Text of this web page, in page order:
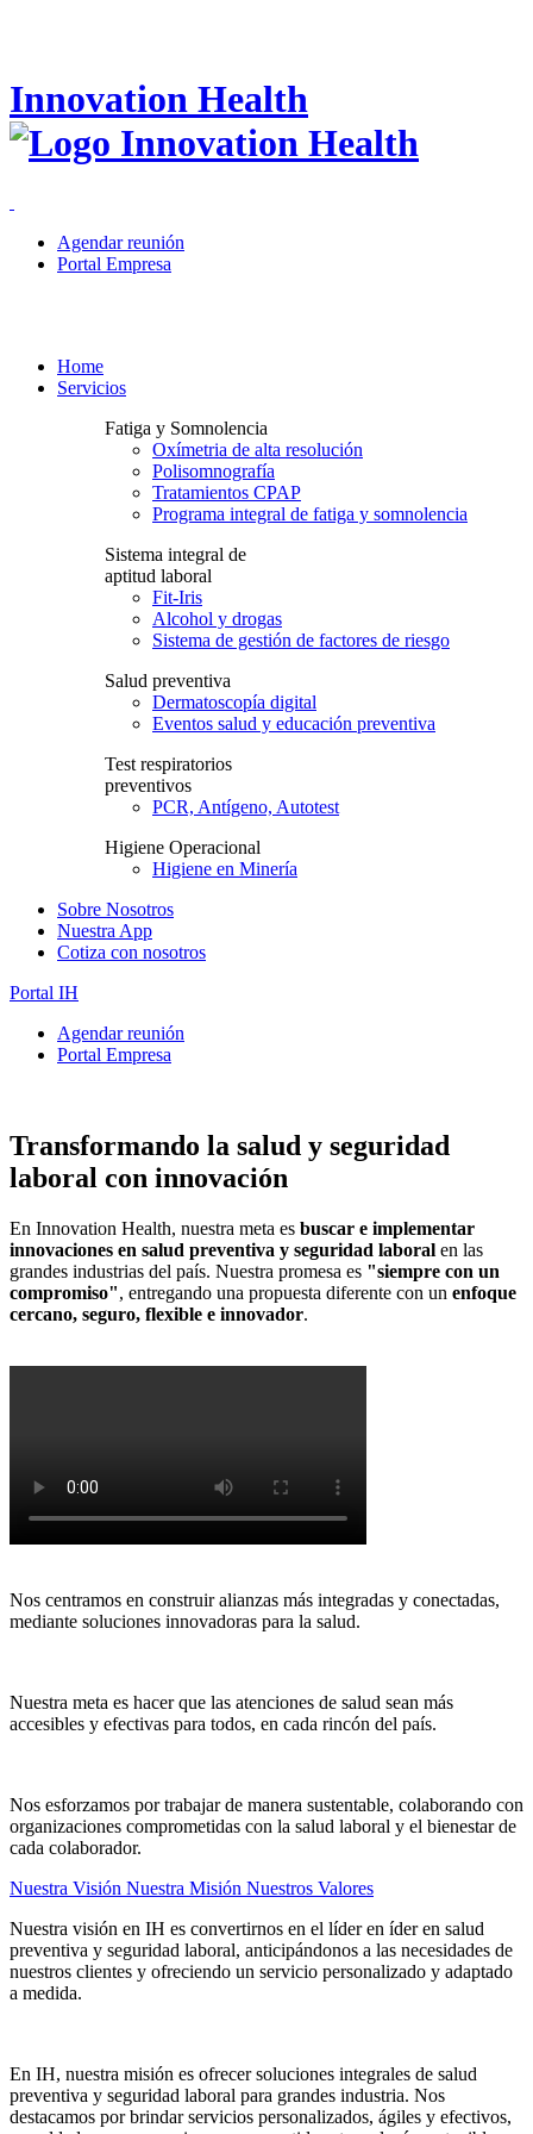
Innovation Health
Agendar reunión
Portal Empresa
Home
Servicios
Fatiga y Somnolencia
Oxímetria de alta resolución
Polisomnografía
Tratamientos CPAP
Programa integral de fatiga y somnolencia
Sistema integral de
aptitud laboral
Fit-Iris
Alcohol y drogas
Sistema de gestión de factores de riesgo
Salud preventiva
Dermatoscopía digital
Eventos salud y educación preventiva
Test respiratorios
preventivos
PCR, Antígeno, Autotest
Higiene Operacional
Higiene en Minería
Sobre Nosotros
Nuestra App
Cotiza con nosotros
Portal IH
Agendar reunión
Portal Empresa
Transformando la salud y seguridad
laboral con innovación
En Innovation Health, nuestra meta es buscar e implementar
innovaciones en salud preventiva y seguridad laboral en las
grandes industrias del país. Nuestra promesa es "siempre con un
compromiso", entregando una propuesta diferente con un enfoque
cercano, seguro, flexible e innovador.
Nos centramos en construir alianzas más integradas y conectadas,
mediante soluciones innovadoras para la salud.
Nuestra meta es hacer que las atenciones de salud sean más
accesibles y efectivas para todos, en cada rincón del país.
Nos esforzamos por trabajar de manera sustentable, colaborando con
organizaciones comprometidas con la salud laboral y el bienestar de
cada colaborador.
Nuestra Visión Nuestra Misión Nuestros Valores
Nuestra visión en IH es convertirnos en el líder en íder en salud
preventiva y seguridad laboral, anticipándonos a las necesidades de
nuestros clientes y ofreciendo un servicio personalizado y adaptado
a medida.
En IH, nuestra misión es ofrecer soluciones integrales de salud
preventiva y seguridad laboral para grandes industria. Nos
destacamos por brindar servicios personalizados, ágiles y efectivos,